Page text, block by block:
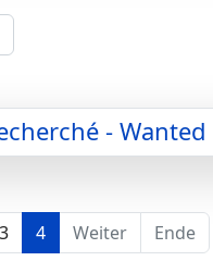
- Wanted
3 4 Weiter Ende